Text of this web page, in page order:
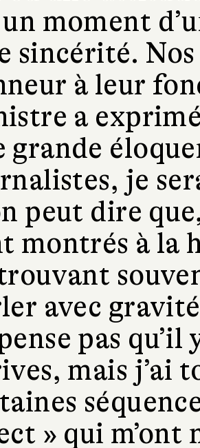
moment
sincérité.
à leur
a
grande
je
peut dire
montrés à la
avec
pas qu’il
mais j’ai
» qui m’ont